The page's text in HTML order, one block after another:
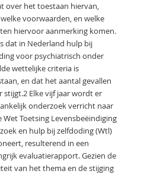
over het toestaan hiervan,
voorwaarden, en welke
hiervoor aanmerking komen.
dat in Nederland hulp bij
voor psychiatrisch onder
wettelijke criteria is
en dat het aantal gevallen
stijgt.2 Elke vijf jaar wordt er
onderzoek verricht naar
Wet Toetsing Levensbeëindiging
en hulp bij zelfdoding (Wtl)
resulterend in een
evaluatierapport. Gezien de
van het thema en de stijging